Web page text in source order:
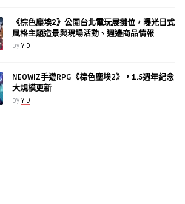
《棕色塵埃2》公開台北電玩展攤位，曝光日式
風格主題造景與現場活動、週邊商品情報
by Y D
NEOWIZ手遊RPG《棕色塵埃2》，1.5週年紀念
大規模更新
by Y D